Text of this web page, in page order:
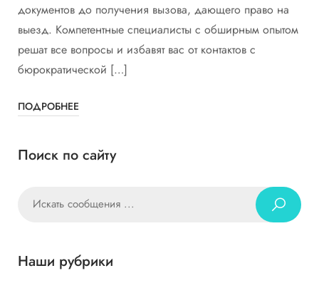
документов до получения вызова, дающего право на
выезд. Компетентные специалисты с обширным опытом
решат все вопросы и избавят вас от контактов с
бюрократической […]
ПОДРОБНЕЕ
Поиск по сайту
Наши рубрики